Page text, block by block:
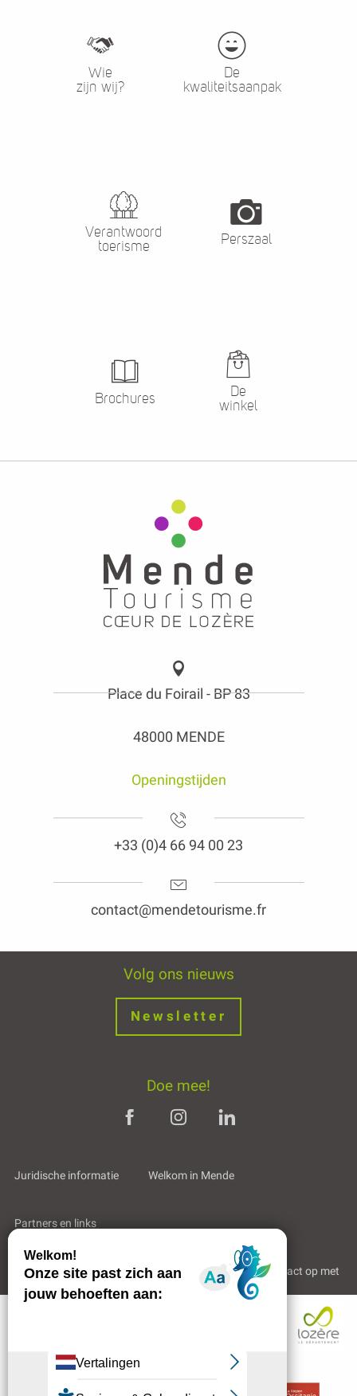
Wie
zijn wij?
De
kwaliteitsaanpak
Verantwoord
toerisme
Perszaal
Brochures
De
winkel
Place du Foirail - BP 83
48000 MENDE
Openingstijden
+33 (0)4 66 94 00 23
contact@mendetourisme.fr
Volg ons nieuws
Newsletter
Doe mee!
Juridische informatie Welkom in Mende
Partners en links
Professioneel gebied Wie zijn wij? Neem contact op met